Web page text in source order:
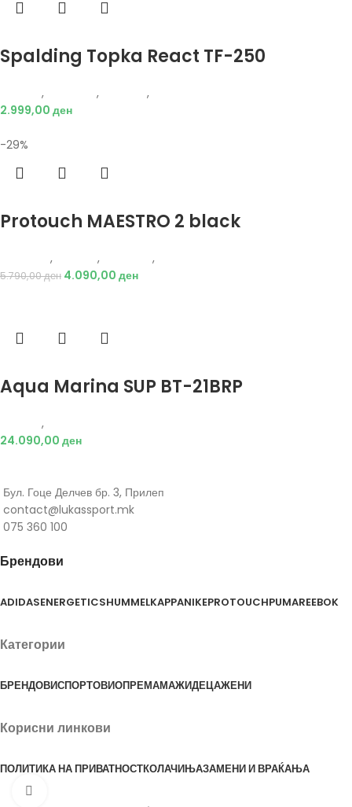
Spalding Topka React TF-250
, , ,
2.999,00 ден
-29%
Protouch MAESTRO 2 black
, , ,
5.790,00ден 4.090,00 ден
Aqua Marina SUP BT-21BRP
,
24.090,00 ден
Бул. Гоце Делчев бр. 3, Прилеп
contact@lukassport.mk
075 360 100
Брендови
ADIDASENERGETICSHUMMELKAPPANIKEPROTOUCHPUMAREEBOK
Категории
БРЕНДОВИСПОРТОВИОПРЕМАМАЖИДЕЦАЖЕНИ
Корисни линкови
ПОЛИТИКА НА ПРИВАТНОСТКОЛАЧИЊАЗАМЕНИ И ВРАЌАЊА